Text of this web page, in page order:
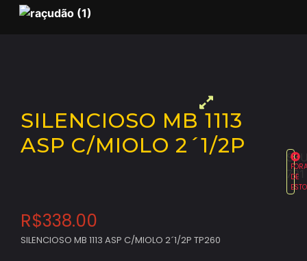
SILENCIOSO MB 1113
ASP C/MIOLO 2´1/2P
731
DE
R$338.00
SILENCIOSO MB 1113 ASP C/MIOLO 2´1/2P TP260